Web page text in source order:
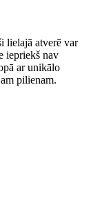
lielajā atverē var
iepriekš nav
ar unikālo
pilienam.